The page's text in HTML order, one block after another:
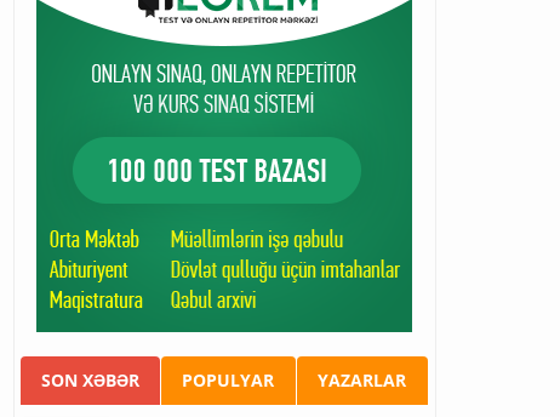
SON XƏBƏR POPULYAR YAZARLAR